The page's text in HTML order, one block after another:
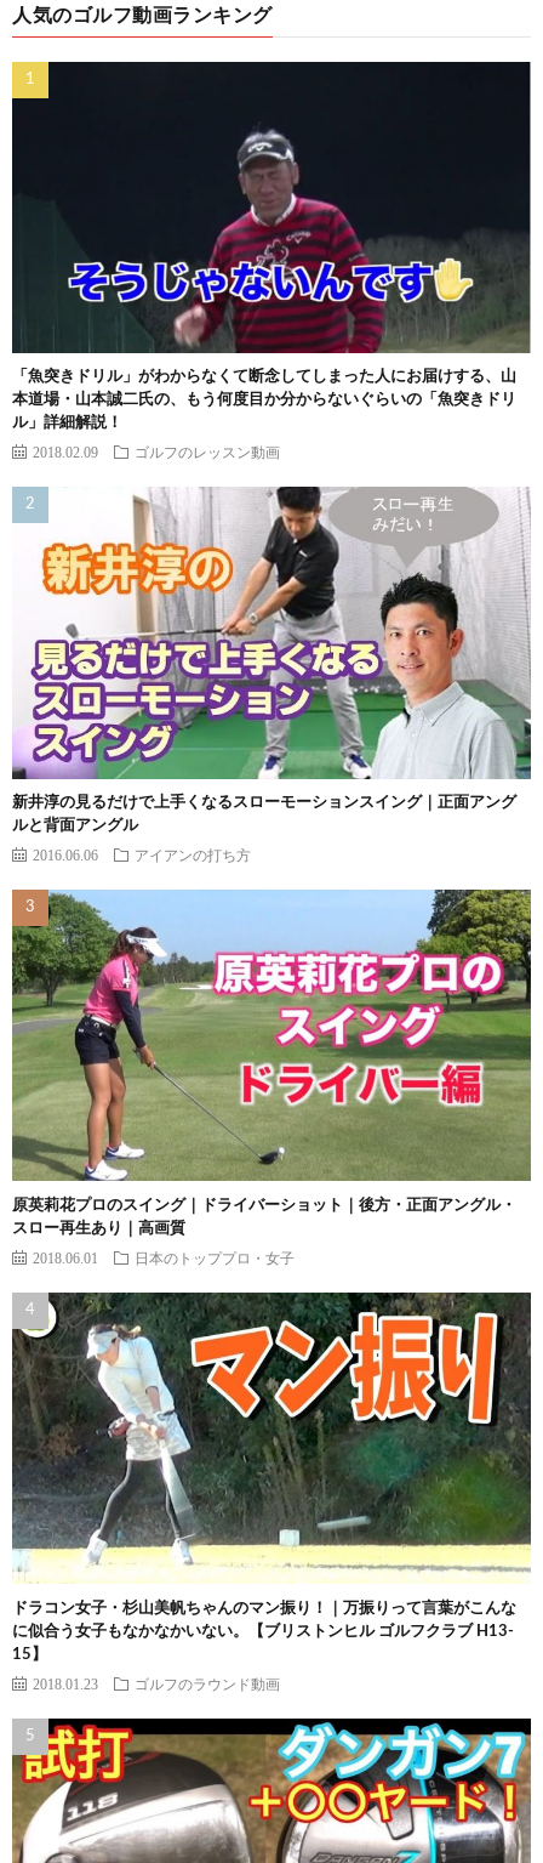
人気のゴルフ動画ランキング
「魚突きドリル」がわからなくて断念してしまった人にお届けする、山
本道場・山本誠二氏の、もう何度目か分からないぐらいの「魚突きドリ
ル」詳細解説！
2018.02.09 ゴルフのレッスン動画
新井淳の見るだけで上手くなるスローモーションスイング｜正面アング
ルと背面アングル
2016.06.06 アイアンの打ち方
原英莉花プロのスイング｜ドライバーショット｜後方・正面アングル・
スロー再生あり｜高画質
2018.06.01 日本のトッププロ・女子
ドラコン女子・杉山美帆ちゃんのマン振り！｜万振りって言葉がこんな
に似合う女子もなかなかいない。【ブリストンヒル ゴルフクラブ H13-
15】
2018.01.23 ゴルフのラウンド動画